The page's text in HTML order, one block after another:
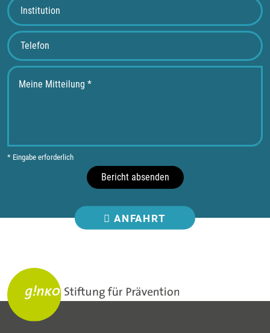
* Eingabe erforderlich
Bericht absenden
ANFAHRT